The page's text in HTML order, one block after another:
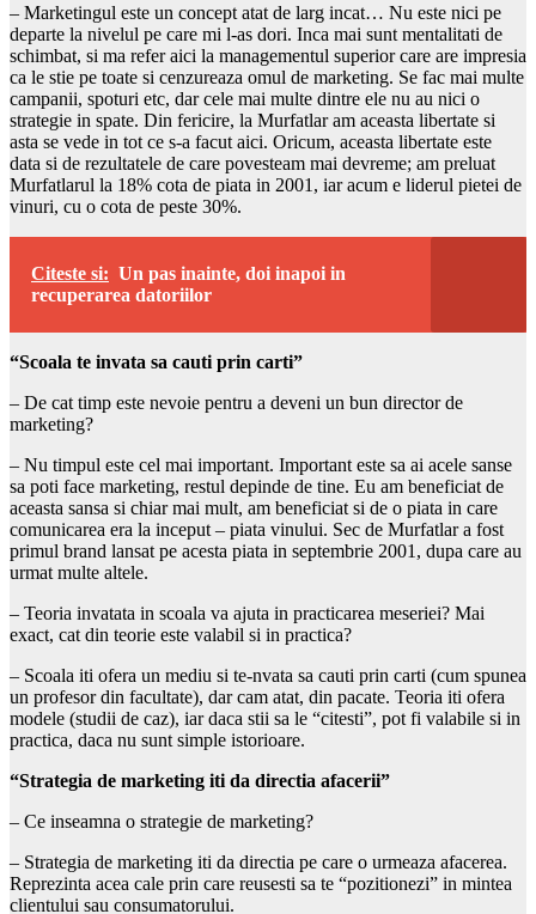
– Marketingul este un concept atat de larg incat… Nu este nici pe
departe la nivelul pe care mi l-as dori. Inca mai sunt mentalitati de
schimbat, si ma refer aici la managementul superior care are impresia
ca le stie pe toate si cenzureaza omul de marketing. Se fac mai multe
campanii, spoturi etc, dar cele mai multe dintre ele nu au nici o
strategie in spate. Din fericire, la Murfatlar am aceasta libertate si
asta se vede in tot ce s-a facut aici. Oricum, aceasta libertate este
data si de rezultatele de care povesteam mai devreme; am preluat
Murfatlarul la 18% cota de piata in 2001, iar acum e liderul pietei de
vinuri, cu o cota de peste 30%.
Citeste si: Un pas inainte, doi inapoi in
recuperarea datoriilor
“Scoala te invata sa cauti prin carti”
– De cat timp este nevoie pentru a deveni un bun director de
marketing?
– Nu timpul este cel mai important. Important este sa ai acele sanse
sa poti face marketing, restul depinde de tine. Eu am beneficiat de
aceasta sansa si chiar mai mult, am beneficiat si de o piata in care
comunicarea era la inceput – piata vinului. Sec de Murfatlar a fost
primul brand lansat pe acesta piata in septembrie 2001, dupa care au
urmat multe altele.
– Teoria invatata in scoala va ajuta in practicarea meseriei? Mai
exact, cat din teorie este valabil si in practica?
– Scoala iti ofera un mediu si te-nvata sa cauti prin carti (cum spunea
un profesor din facultate), dar cam atat, din pacate. Teoria iti ofera
modele (studii de caz), iar daca stii sa le “citesti”, pot fi valabile si in
practica, daca nu sunt simple istorioare.
“Strategia de marketing iti da directia afacerii”
– Ce inseamna o strategie de marketing?
– Strategia de marketing iti da directia pe care o urmeaza afacerea.
Reprezinta acea cale prin care reusesti sa te “pozitionezi” in mintea
clientului sau consumatorului.